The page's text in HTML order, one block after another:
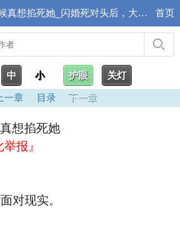
第010章 有时候真想掐死她_闪婚死对头后，大佬上瘾诱哄生崽 首页
中 小 护眼 关灯
上一章 目录 下一章
想掐死她
报』
对现实。